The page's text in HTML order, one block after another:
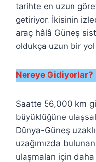
tarihte en uzun
getiriyor. İkisinin
araç hâlâ Güneş
oldukça uzun bir yol
Nereye Gidiyorlar?
Saatte 56,000 km
büyüklüğüne
Dünya-Güneş
uzağımızda
ulaşmaları için